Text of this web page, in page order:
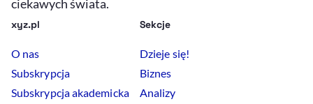
ciekawych świata.
xyz.pl
O nas
Subskrypcja
Subskrypcja akademicka
Sekcje
Dzieje się!
Biznes
Analizy